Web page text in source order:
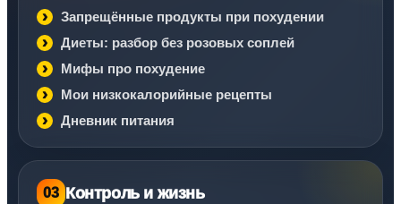
Запрещённые продукты при похудении
Диеты: разбор без розовых соплей
Мифы про похудение
Мои низкокалорийные рецепты
Дневник питания
03 Контроль и жизнь